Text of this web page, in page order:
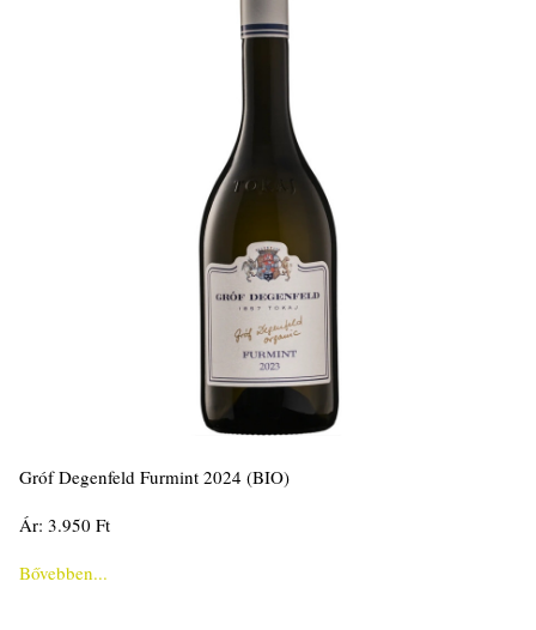
Gróf Degenfeld Furmint 2024 (BIO)
Ár: 3.950 Ft
Bővebben...